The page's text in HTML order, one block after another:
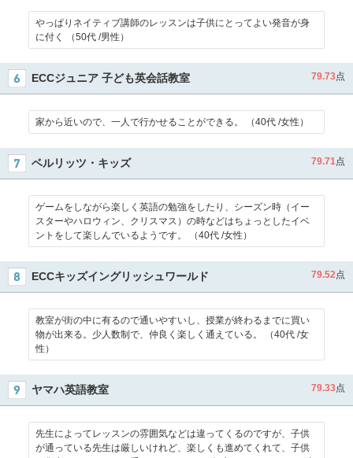
やっぱりネイティブ講師のレッスンは子供にとってよい発音が身
に付く （50代 /男性）
ECCジュニア 子ども英会話教室 79.73点
家から近いので、一人で行かせることができる。 （40代 /女性）
ベルリッツ・キッズ 79.71点
ゲームをしながら楽しく英語の勉強をしたり、シーズン時（イー
スターやハロウィン、クリスマス）の時などはちょっとしたイベ
ントをして楽しんでいるようです。 （40代 /女性）
ECCキッズイングリッシュワールド 79.52点
教室が街の中に有るので通いやすいし、授業が終わるまでに買い
物が出来る。少人数制で、仲良く楽しく通えている。 （40代 /女
性）
ヤマハ英語教室 79.33点
先生によってレッスンの雰囲気などは違ってくるのですが、子供
が通っている先生は厳しいけれど、楽しくも進めてくれて、子供